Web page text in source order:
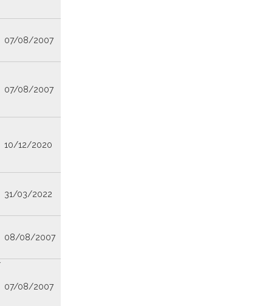
07/08/2007
07/08/2007
10/12/2020
31/03/2022
08/08/2007
07/08/2007